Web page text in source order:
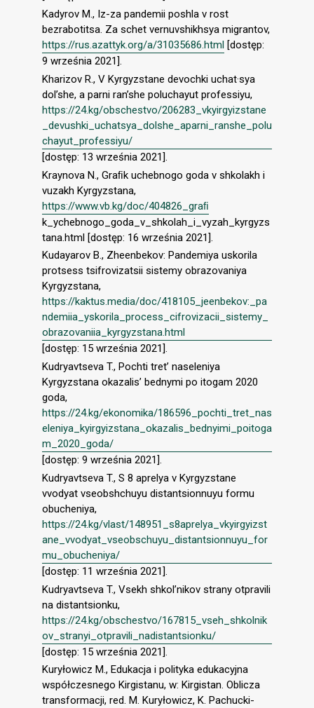
Kadyrov M., Iz-za pandemii poshla v rost
bezrabotitsa. Za schet vernuvshikhsya migrantov,
https://rus.azattyk.org/a/31035686.html [dostęp:
9 września 2021].
Kharizov R., V Kyrgyzstane devochki uchat·sya
dol’she, a parni ran’she poluchayut professiyu,
https://24.kg/obschestvo/206283_vkyirgyizstane
_devushki_uchatsya_dolshe_aparni_ranshe_polu
chayut_professiyu/
[dostęp: 13 września 2021].
Kraynova N., Graﬁk uchebnogo goda v shkolakh i
vuzakh Kyrgyzstana,
https://www.vb.kg/doc/404826_graﬁ
k_ychebnogo_goda_v_shkolah_i_vyzah_kyrgyzs
tana.html [dostęp: 16 września 2021].
Kudayarov B., Zheenbekov: Pandemiya uskorila
protsess tsifrovizatsii sistemy obrazovaniya
Kyrgyzstana,
https://kaktus.media/doc/418105_jeenbekov:_pa
ndemiia_yskorila_process_cifrovizacii_sistemy_
obrazovaniia_kyrgyzstana.html
[dostęp: 15 września 2021].
Kudryavtseva T., Pochti tret’ naseleniya
Kyrgyzstana okazalis’ bednymi po itogam 2020
goda,
https://24.kg/ekonomika/186596_pochti_tret_nas
eleniya_kyirgyizstana_okazalis_bednyimi_poitoga
m_2020_goda/
[dostęp: 9 września 2021].
Kudryavtseva T., S 8 aprelya v Kyrgyzstane
vvodyat vseobshchuyu distantsionnuyu formu
obucheniya,
https://24.kg/vlast/148951_s8aprelya_vkyirgyizst
ane_vvodyat_vseobschuyu_distantsionnuyu_for
mu_obucheniya/
[dostęp: 11 września 2021].
Kudryavtseva T., Vsekh shkol’nikov strany otpravili
na distantsionku,
https://24.kg/obschestvo/167815_vseh_shkolnik
ov_stranyi_otpravili_nadistantsionku/
[dostęp: 15 września 2021].
Kuryłowicz M., Edukacja i polityka edukacyjna
współczesnego Kirgistanu, w: Kirgistan. Oblicza
transformacji, red. M. Kuryłowicz, K. Pachucki-